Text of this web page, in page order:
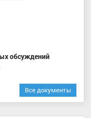
обсуждений
Все документы